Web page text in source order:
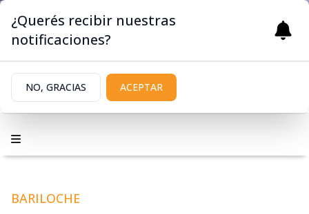
BARILOCHE
¿Querés recibir nuestras
notificaciones?
NO, GRACIAS ACEPTAR